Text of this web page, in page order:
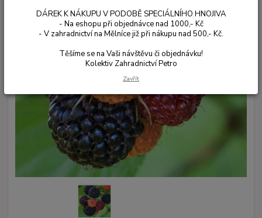
DÁREK K NÁKUPU V PODOBĚ SPECIÁLNÍHO HNOJIVA
- Na eshopu při objednávce nad 1000,- Kč
- V zahradnictví na Mělníce již při nákupu nad 500,- Kč.
Těšíme se na Vaši návštěvu či objednávku!
Kolektiv Zahradnictví Petro
Zavřít